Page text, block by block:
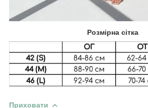
Розмірна сітка
Приховати